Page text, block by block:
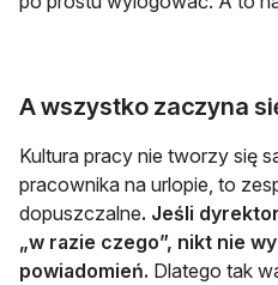
A wszystko zaczyna
Kultura pracy nie tworzy się
pracownika na urlopie, to
dopuszczalne. Jeśli
„w razie czego”, nikt nie
powiadomień. Dlatego tak